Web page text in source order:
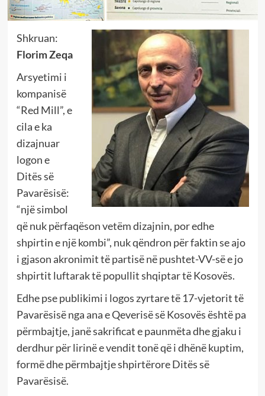
Shkruan:
Florim Zeqa
Arsyetimi i
kompanisë
“Red Mill”, e
cila e ka
dizajnuar
logon e
Ditës së
Pavarësisë:
“një simbol
që nuk përfaqëson vetëm dizajnin, por edhe
shpirtin e një kombi”, nuk qëndron për faktin se ajo
i gjason akronimit të partisë në pushtet-VV-së e jo
shpirtit luftarak të popullit shqiptar të Kosovës.
Edhe pse publikimi i logos zyrtare të 17-vjetorit të
Pavarësisë nga ana e Qeverisë së Kosovës është pa
përmbajtje, janë sakrificat e paunmëta dhe gjaku i
derdhur për lirinë e vendit tonë që i dhënë kuptim,
formë dhe përmbajtje shpirtërore Ditës së
Pavarësisë.